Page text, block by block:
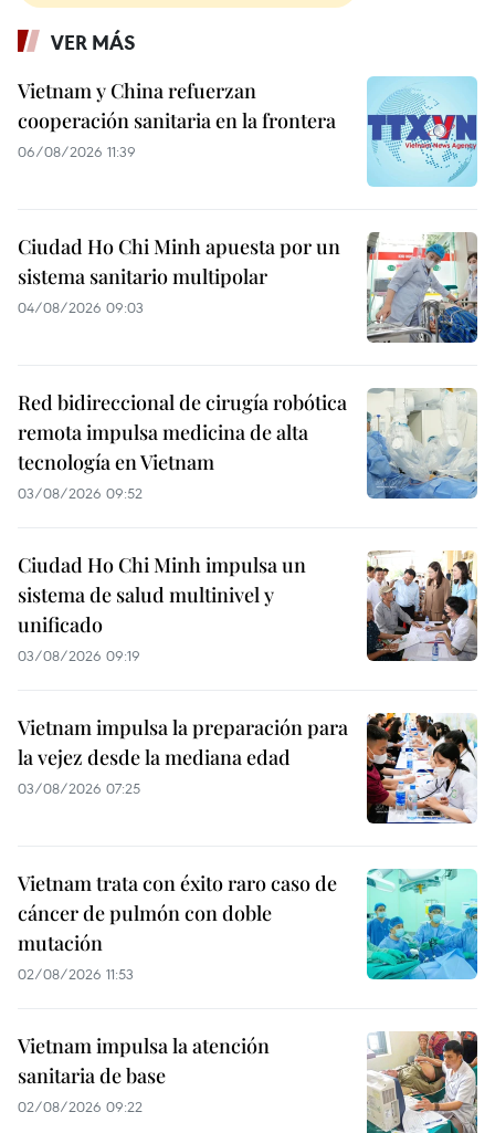
VER MÁS
Vietnam y China refuerzan
cooperación sanitaria en la frontera
06/08/2026 11:39
Ciudad Ho Chi Minh apuesta por un
sistema sanitario multipolar
04/08/2026 09:03
Red bidireccional de cirugía robótica
remota impulsa medicina de alta
tecnología en Vietnam
03/08/2026 09:52
Ciudad Ho Chi Minh impulsa un
sistema de salud multinivel y
unificado
03/08/2026 09:19
Vietnam impulsa la preparación para
la vejez desde la mediana edad
03/08/2026 07:25
Vietnam trata con éxito raro caso de
cáncer de pulmón con doble
mutación
02/08/2026 11:53
Vietnam impulsa la atención
sanitaria de base
02/08/2026 09:22